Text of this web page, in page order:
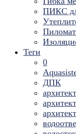
ПИКС
Теги
0
ДПК